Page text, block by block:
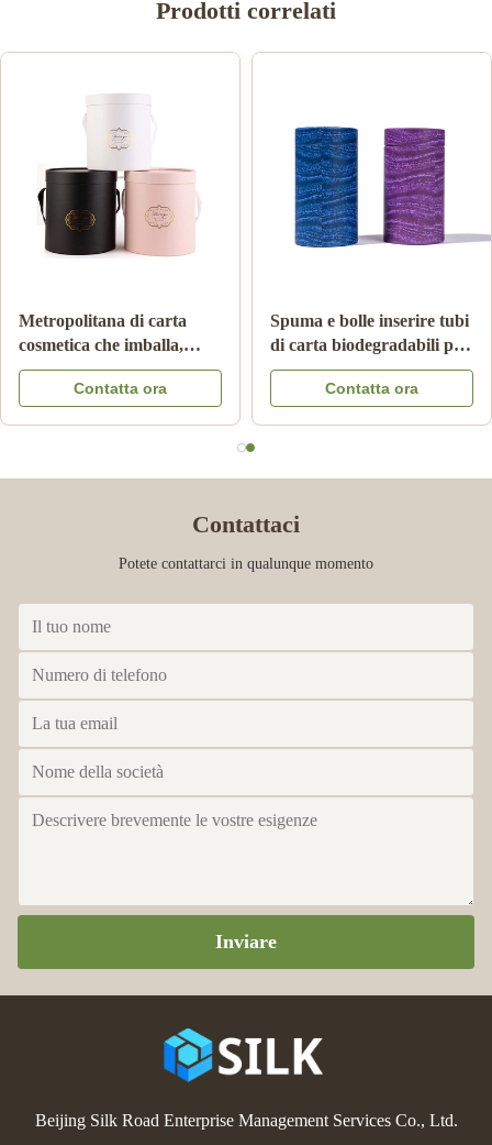
Prodotti correlati
Metropolitana di carta
cosmetica che imballa,
imballaggio di lusso di
CMKY del cilindro di
Contatta ora
Spuma e bolle inserire tubi
di carta biodegradabili per
imballaggi di tubi di
cartone KraftContatta ora
Contattaci
Potete contattarci in qualunque momento
Inviare
Beijing Silk Road Enterprise Management Services Co., Ltd.